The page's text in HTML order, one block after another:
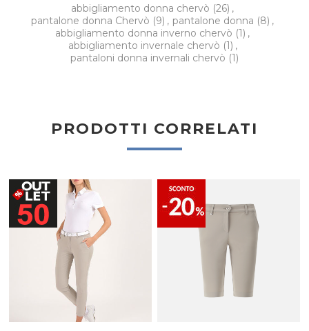
abbigliamento donna chervò (26) ,
pantalone donna Chervò (9) , pantalone donna (8) ,
abbigliamento donna inverno chervò (1) ,
abbigliamento invernale chervò (1) ,
pantaloni donna invernali chervò (1)
PRODOTTI CORRELATI